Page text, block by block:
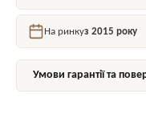
На ринкуз 2015 року
Умови гарантії та